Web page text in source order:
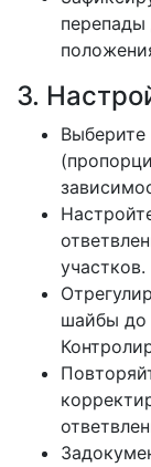
перепады
3.
Выберите
участков.
шайбы до